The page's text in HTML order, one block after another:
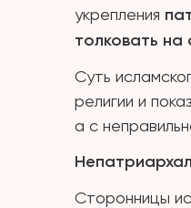
укрепления
толковать на
Суть
религии и
а с
Сторонницы